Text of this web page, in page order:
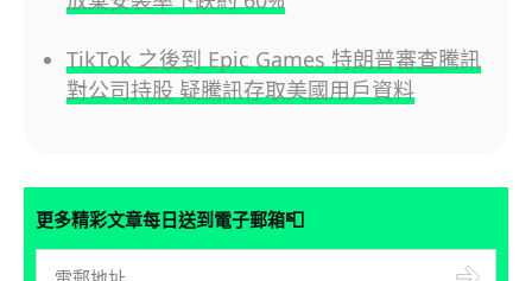
TikTok 之後到 Epic Games 特朗普審查騰訊
對公司持股 疑騰訊存取美國用戶資料
更多精彩文章每日送到電子郵箱📮